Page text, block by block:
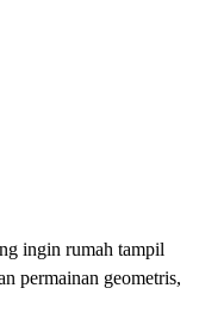
ingin rumah tampil
permainan geometris,